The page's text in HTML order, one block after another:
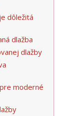
dôležitá
dlažba
dlažby
moderné